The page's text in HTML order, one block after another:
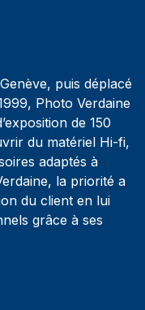
puis déplacé
Photo Verdaine
de 150
du matériel Hi-fi,
adaptés à
la priorité a
du client en lui
grâce à ses